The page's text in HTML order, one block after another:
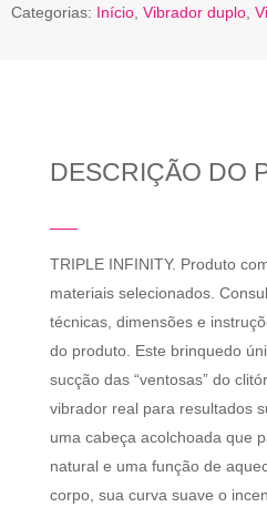
Categorias: Início Vibrador duplo
DESCRIÇÃO DO
TRIPLE INFINITY. Produto
materiais selecionados.
técnicas, dimensões e
do produto. Este brinquedo
sucção das “ventosas” do
vibrador real para resultados
uma cabeça acolchoada que
natural e uma função de
corpo, sua curva suave o